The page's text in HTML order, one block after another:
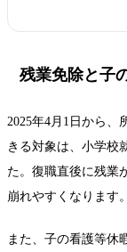
残業免除と子
2025年4月1日から
きる対象は、小学校
た。復職直後に残業
崩れやすくなります。
また、子の看護等休